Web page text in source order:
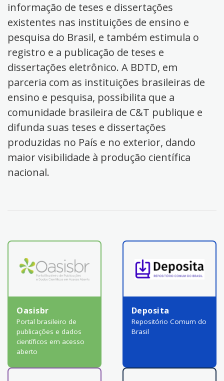
informação de teses e dissertações
existentes nas instituições de ensino e
pesquisa do Brasil, e também estimula o
registro e a publicação de teses e
dissertações eletrônico. A BDTD, em
parceria com as instituições brasileiras de
ensino e pesquisa, possibilita que a
comunidade brasileira de C&T publique e
difunda suas teses e dissertações
produzidas no País e no exterior, dando
maior visibilidade à produção científica
nacional.
Oasisbr
Portal brasileiro de
publicações e dados
científicos em acesso
aberto
Deposita
Repositório Comum do
Brasil